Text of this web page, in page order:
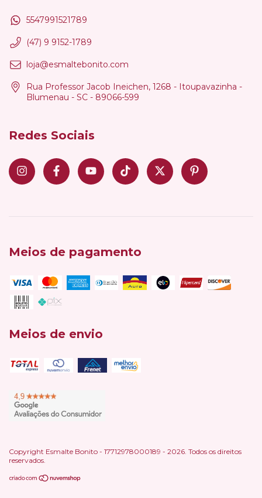
5547991521789
(47) 9 9152-1789
loja@esmaltebonito.com
Rua Professor Jacob Ineichen, 1268 - Itoupavazinha -
Blumenau - SC - 89066-599
Redes Sociais
Meios de pagamento
Meios de envio
Copyright Esmalte Bonito - 17712978000189 - 2026. Todos os direitos
reservados.